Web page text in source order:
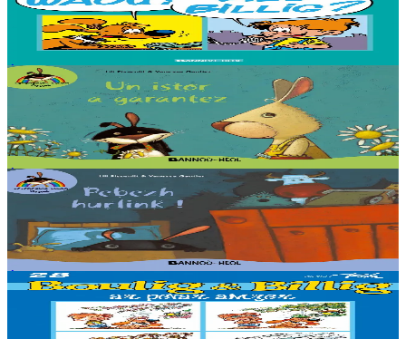
Bwouf ! Allo Bill ?
Épuisé
Bannoù-heol
Coup de foudre
Épuisé
Épuisé
Bannoù-heol
Quel cauchemar !
Épuisé
Épuisé
Bannoù-heol
Les quatre saisons